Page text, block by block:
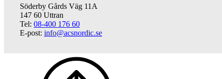
Söderby Gårds Väg 11A
147 60 Uttran
Tel: 08-400 176 60
E-post: info@acsnordic.se